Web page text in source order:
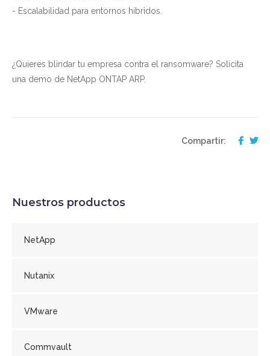
- Escalabilidad para entornos híbridos.
¿Quieres blindar tu empresa contra el ransomware? Solicita
una demo de NetApp ONTAP ARP.
Compartir:
Nuestros productos
NetApp
Nutanix
VMware
Commvault